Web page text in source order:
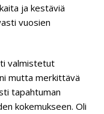
ja kestäviä
vuosien
valmistetut
mutta merkittävä
tapahtuman
kokemukseen. Oli